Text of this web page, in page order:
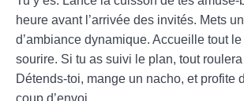
heure avant l’arrivée des invités. Mets
d’ambiance dynamique. Accueille tout
sourire. Si tu as suivi le plan, tout
Détends-toi, mange un nacho, et profite
coup d’envoi.